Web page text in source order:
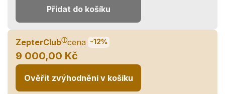
Přidat do košíku
ZepterClubⓘcena -12%
9 000,00 Kč
Ověřit zvýhodnění v košíku